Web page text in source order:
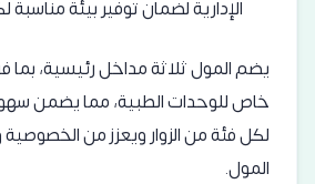
الإدارية لضمان توفير بيئة مناسبة
يضم المول ثلاثة مداخل رئيسية،
خاص للوحدات الطبية، مما يضمن
لكل فئة من الزوار ويعزز من
المول.